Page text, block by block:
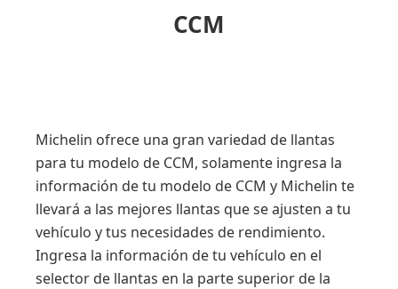
CCM
Michelin ofrece una gran variedad de llantas
para tu modelo de CCM, solamente ingresa la
información de tu modelo de CCM y Michelin te
llevará a las mejores llantas que se ajusten a tu
vehículo y tus necesidades de rendimiento.
Ingresa la información de tu vehículo en el
selector de llantas en la parte superior de la